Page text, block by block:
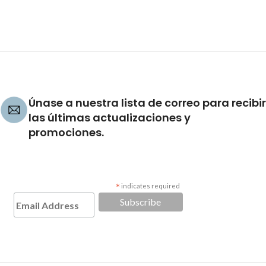
Únase a nuestra lista de correo para recibir
las últimas actualizaciones y
promociones.
* indicates required